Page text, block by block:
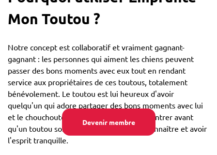
Devenir membre
Mon Toutou ?
Notre concept est collaboratif et vraiment gagnant-
gagnant : les personnes qui aiment les chiens peuvent
passer des bons moments avec eux tout en rendant
service aux propriétaires de ces toutous, totalement
bénévolement. Le toutou est lui heureux d'avoir
quelqu'un qui adore partager des bons moments avec lui
et le chouchouter. Vous pouvez vous rencontrer avant
qu'un toutou soit confié, afin de bien se connaître et avoir
l'esprit tranquille.